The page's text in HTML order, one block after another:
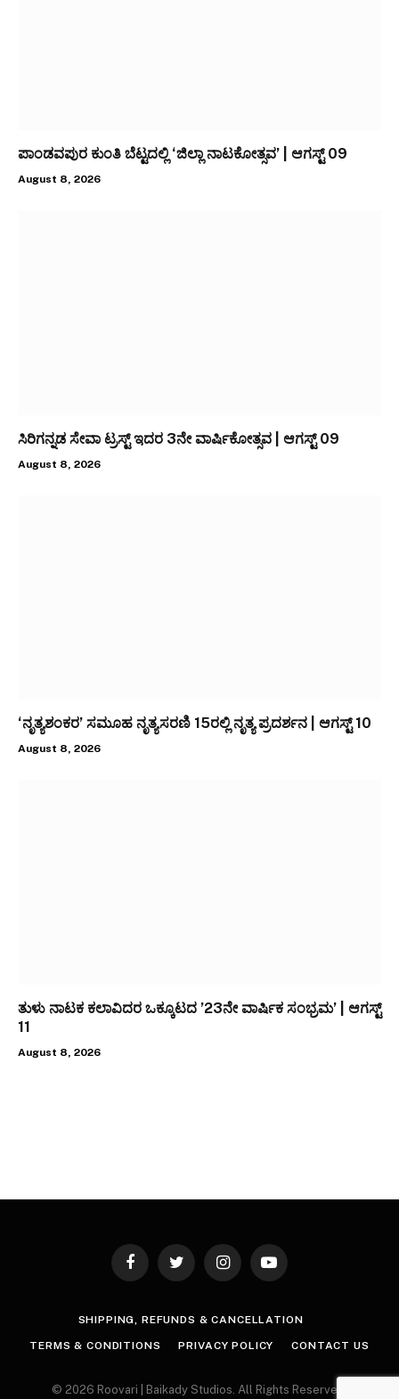
ಪಾಂಡವಪುರ ಕುಂತಿ ಬೆಟ್ಟದಲ್ಲಿ ‘ಜಿಲ್ಲಾ ನಾಟಕೋತ್ಸವ’ | ಆಗಸ್ಟ್ 09
August 8, 2026
ಸಿರಿಗನ್ನಡ ಸೇವಾ ಟ್ರಸ್ಟ್ ಇದರ 3ನೇ ವಾರ್ಷಿಕೋತ್ಸವ | ಆಗಸ್ಟ್ 09
August 8, 2026
‘ನೃತ್ಯಶಂಕರ’ ಸಮೂಹ ನೃತ್ಯಸರಣಿ 15ರಲ್ಲಿ ನೃತ್ಯ ಪ್ರದರ್ಶನ | ಆಗಸ್ಟ್ 10
August 8, 2026
ತುಳು ನಾಟಕ ಕಲಾವಿದರ ಒಕ್ಕೂಟದ ’23ನೇ ವಾರ್ಷಿಕ ಸಂಭ್ರಮ’ | ಆಗಸ್ಟ್
11
August 8, 2026
FacebookTwitter InstagramYouTube
SHIPPING, REFUNDS & CANCELLATION
TERMS & CONDITIONS PRIVACY POLICY CONTACT US
© 2026 Roovari | Baikady Studios. All Rights Reserved.